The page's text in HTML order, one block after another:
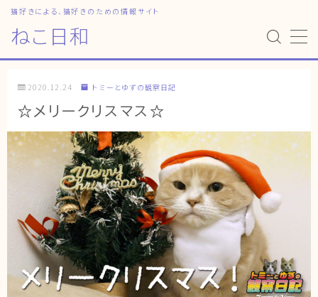
ねこ日和
猫好きによる、猫好きのための情報サイト
MENU
ねこ日和
どっちがいい？
猫暮らしの平均
猫のなぜ？
ゆずとシンバの日常
ねこの部屋
2020.12.24 トミーとゆずの観察日記
☆メリークリスマス☆